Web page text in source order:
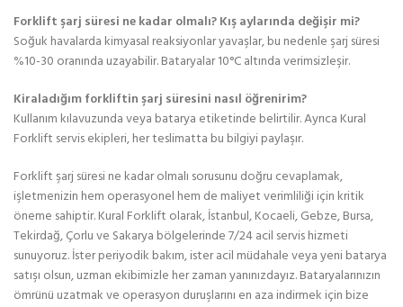
Forklift şarj süresi ne kadar olmalı? Kış aylarında değişir mi?
Soğuk havalarda kimyasal reaksiyonlar yavaşlar, bu nedenle şarj süresi
%10-30 oranında uzayabilir. Bataryalar 10°C altında verimsizleşir.
Kiraladığım forkliftin şarj süresini nasıl öğrenirim?
Kullanım kılavuzunda veya batarya etiketinde belirtilir. Ayrıca Kural
Forklift servis ekipleri, her teslimatta bu bilgiyi paylaşır.
Forklift şarj süresi ne kadar olmalı sorusunu doğru cevaplamak,
işletmenizin hem operasyonel hem de maliyet verimliliği için kritik
öneme sahiptir. Kural Forklift olarak, İstanbul, Kocaeli, Gebze, Bursa,
Tekirdağ, Çorlu ve Sakarya bölgelerinde 7/24 acil servis hizmeti
sunuyoruz. İster periyodik bakım, ister acil müdahale veya yeni batarya
satışı olsun, uzman ekibimizle her zaman yanınızdayız. Bataryalarınızın
ömrünü uzatmak ve operasyon duruşlarını en aza indirmek için bize